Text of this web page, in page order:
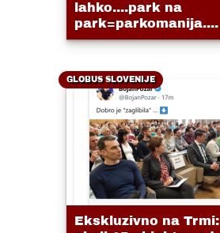
lahko....park na
park=parkomanija....
GLOBUS SLOVENIJE
Ekskluzivno na Trmi: